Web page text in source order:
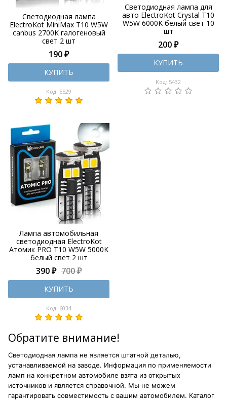
Светодиодная лампа
ElectroKot MiniMax T10 W5W
canbus 2700K галогеновый
свет 2 шт
190 ₽
КУПИТЬ
Код: 5529
Светодиодная лампа для
авто ElectroKot Crystal T10
W5W 6000K белый свет 10
шт
200 ₽
КУПИТЬ
Код: 5432
Лампа автомобильная
светодиодная ElectroKot
Атомик PRO T10 W5W 5000K
белый свет 2 шт
390 ₽ 700 ₽
КУПИТЬ
Код: 6034
Обратите внимание!
Светодиодная лампа не является штатной деталью,
устанавливаемой на заводе. Информация по применяемости
ламп на конкретном автомобиле взята из открытых
источников и является справочной. Мы не можем
гарантировать совместимость с вашим автомобилем. Каталог